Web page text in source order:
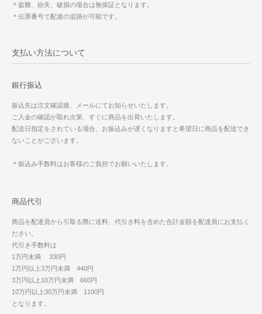
＊盗難、紛失、破損の場合は無保証となります。
＊伝票番号で配達の追跡が可能です。
支払い方法について
銀行振込
振込先は注文確認後、メールにてお知らせいたします。
ご入金の確認が取れ次第、すぐに商品を出荷いたします。
配送日指定をされている場合、お振込みが遅くなりますと希望日に商品を配送でき
ないことがございます。
＊振込み手数料はお客様のご負担でお願いいたします。
商品代引
商品を配達員から引取る際に送料、代引き料を含めた合計金額を配達員にお支払く
ださい。
代引き手数料は
1万円未満 330円
1万円以上3万円未満 440円
3万円以上10万円未満 660円
10万円以上30万円未満 1100円
となります。